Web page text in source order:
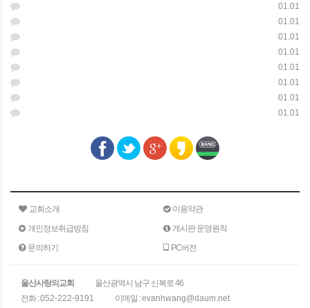
01.01
01.01
01.01
01.01
01.01
01.01
01.01
01.01
교회소개
이용약관
개인정보취급방침
게시판 운영원칙
문의하기
PC버전
울산사랑의교회
울산광역시 남구 신복로 46
전화 :052-222-9191 이메일 :evanhwang@daum.net